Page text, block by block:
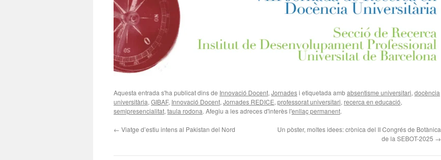
Aquesta entrada s'ha publicat dins de Innovació Docent, Jornadesi etiquetada ambabsentisme universitari, docència
universitària, GIBAF, Innovació Docent, Jornades REDICE, professorat universitari, recerca en educació,
semipresencialitat, taula rodona. Afegiu a les adreces d'interès l'enllaç permanent.
← Viatge d’estiu intens al Pakistan del Nord
Un pòster, moltes idees: crònica del II Congrés de Botànica
de la SEBOT-2025 →